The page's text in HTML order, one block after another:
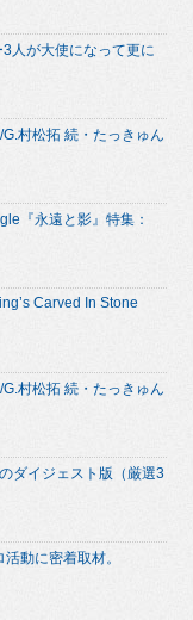
人が大使になって更に
村松拓 続・たっきゅん
『永遠と影』特集：
Carved In Stone
村松拓 続・たっきゅん
ダイジェスト版（厳選3
動に密着取材。